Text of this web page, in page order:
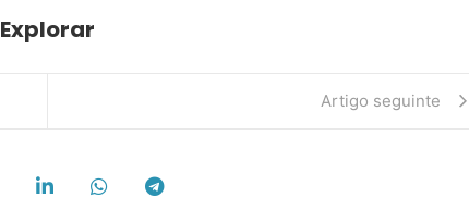
Explorar
Artigo seguinte